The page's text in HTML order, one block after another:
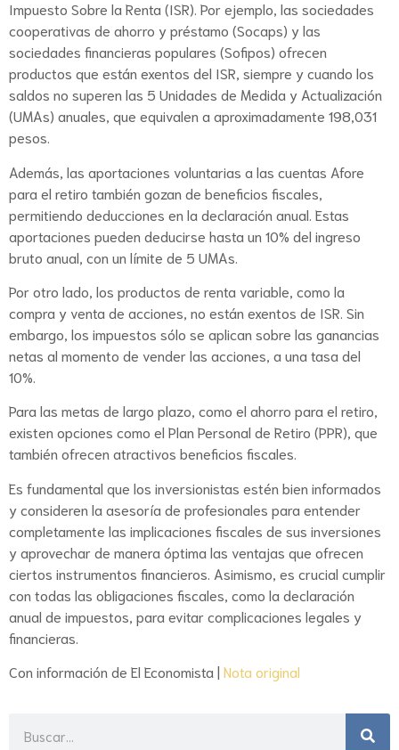
Impuesto Sobre la Renta (ISR). Por ejemplo, las sociedades
cooperativas de ahorro y préstamo (Socaps) y las
sociedades financieras populares (Sofipos) ofrecen
productos que están exentos del ISR, siempre y cuando los
saldos no superen las 5 Unidades de Medida y Actualización
(UMAs) anuales, que equivalen a aproximadamente 198,031
pesos.
Además, las aportaciones voluntarias a las cuentas Afore
para el retiro también gozan de beneficios fiscales,
permitiendo deducciones en la declaración anual. Estas
aportaciones pueden deducirse hasta un 10% del ingreso
bruto anual, con un límite de 5 UMAs.
Por otro lado, los productos de renta variable, como la
compra y venta de acciones, no están exentos de ISR. Sin
embargo, los impuestos sólo se aplican sobre las ganancias
netas al momento de vender las acciones, a una tasa del
10%.
Para las metas de largo plazo, como el ahorro para el retiro,
existen opciones como el Plan Personal de Retiro (PPR), que
también ofrecen atractivos beneficios fiscales.
Es fundamental que los inversionistas estén bien informados
y consideren la asesoría de profesionales para entender
completamente las implicaciones fiscales de sus inversiones
y aprovechar de manera óptima las ventajas que ofrecen
ciertos instrumentos financieros. Asimismo, es crucial cumplir
con todas las obligaciones fiscales, como la declaración
anual de impuestos, para evitar complicaciones legales y
financieras.
Con información de El Economista | Nota original